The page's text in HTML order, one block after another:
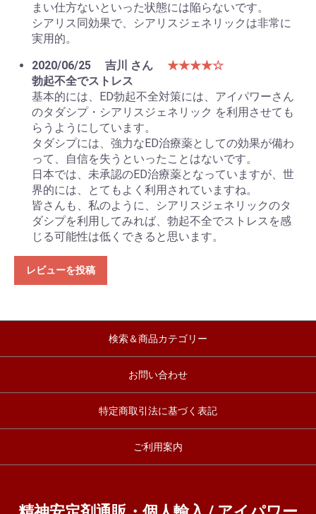
まい仕方ないといった状態には陥らないです。
シアリス同効果で、シアリスジェネリックは非常に
実用的。
2020/06/25
吉川 さん
★★★★☆
勃起不全でストレス
基本的には、ED勃起不全対策には、アイパワーさん
のタダシプ・シアリスジェネリック を利用させても
らうようにしています。
タダシプには、強力なED治療薬としての効果が備わ
って、自信を失うといったことはないです。
日本では、未承認のED治療薬となっていますが、世
界的には、とてもよく利用されていますね。
皆さんも、私のように、シアリスジェネリックのタ
ダシプを利用してみれば、勃起不全でストレスを感
じる可能性は低くできると思います。
レビューを投稿
検索＆商品カテゴリー
お問い合わせ
特定商取引法に基づく表記
ご利用案内